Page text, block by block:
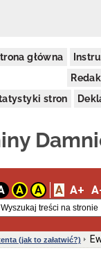
główna
stron
A A A A+
(jak to załatwić?)